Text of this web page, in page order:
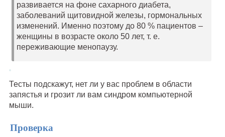
развивается на фоне сахарного диабета,
заболеваний щитовидной железы, гормональных
изменений. Именно поэтому до 80 % пациентов –
женщины в возрасте около 50 лет, т. е.
переживающие менопаузу.
Тесты подскажут, нет ли у вас проблем в области
запястья и грозит ли вам синдром компьютерной
мыши.
Проверка